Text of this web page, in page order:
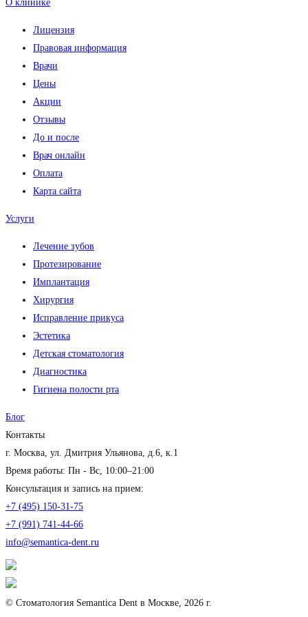
О клинике
Лицензия
Правовая информация
Врачи
Цены
Акции
Отзывы
До и после
Врач онлайн
Оплата
Карта сайта
Услуги
Лечение зубов
Протезирование
Имплантация
Хирургия
Исправление прикуса
Эстетика
Детская стоматология
Диагностика
Гигиена полости рта
Блог
Контакты
г. Москва, ул. Дмитрия Ульянова, д.6, к.1
Время работы: Пн - Вс, 10:00–21:00
Консультация и запись на прием:
+7 (495) 150-31-75
+7 (991) 741-44-66
info@semantica-dent.ru
© Стоматология Semantica Dent в Москве, 2026 г.